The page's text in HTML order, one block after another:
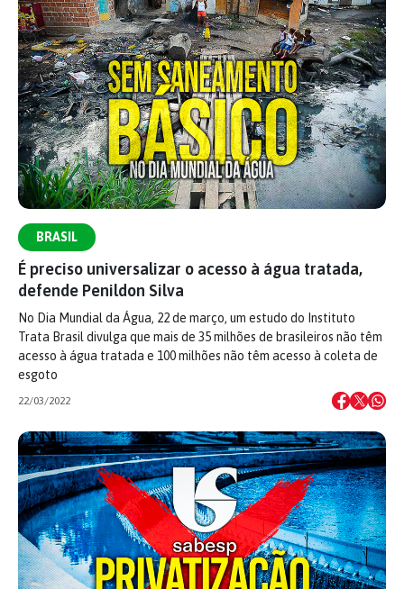
BRASIL
É preciso universalizar o acesso à água tratada,
defende Penildon Silva
No Dia Mundial da Água, 22 de março, um estudo do Instituto
Trata Brasil divulga que mais de 35 milhões de brasileiros não têm
acesso à água tratada e 100 milhões não têm acesso à coleta de
esgoto
22/03/2022